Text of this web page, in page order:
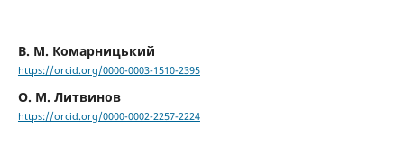
В. М. Комарницький
https://orcid.org/0000-0003-1510-2395
О. М. Литвинов
https://orcid.org/0000-0002-2257-2224